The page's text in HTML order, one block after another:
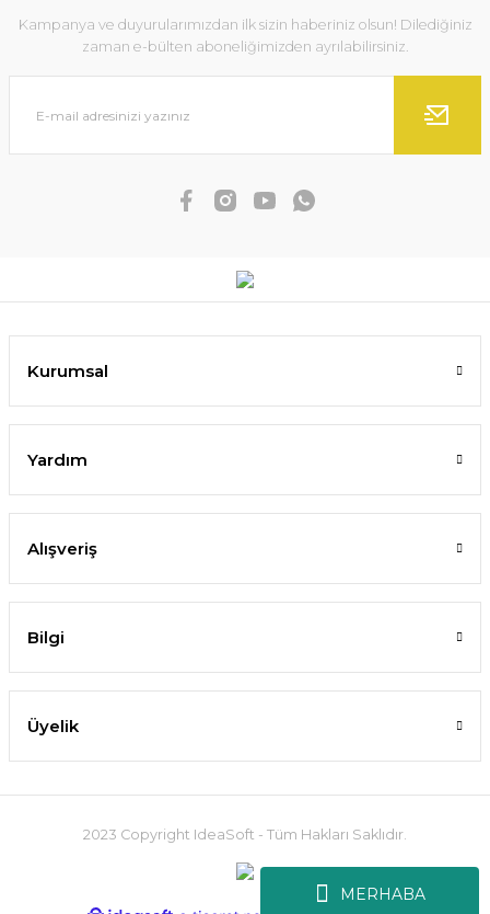
MERHABA
Kampanya ve duyurularımızdan ilk sizin haberiniz olsun! Dilediğiniz
zaman e-bülten aboneliğimizden ayrılabilirsiniz.
Kurumsal
Yardım
Alışveriş
Bilgi
Üyelik
2023 Copyright IdeaSoft - Tüm Hakları Saklıdır.